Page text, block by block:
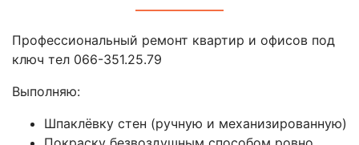
Профессиональный ремонт квартир и офисов под
ключ тел 066-351.25.79
Выполняю:
Шпаклёвку стен (ручную и механизированную)